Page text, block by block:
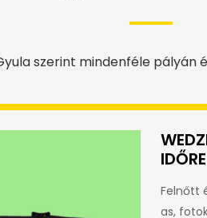
szerint mindenféle pályán
IDŐRE
Felnőtt
as,